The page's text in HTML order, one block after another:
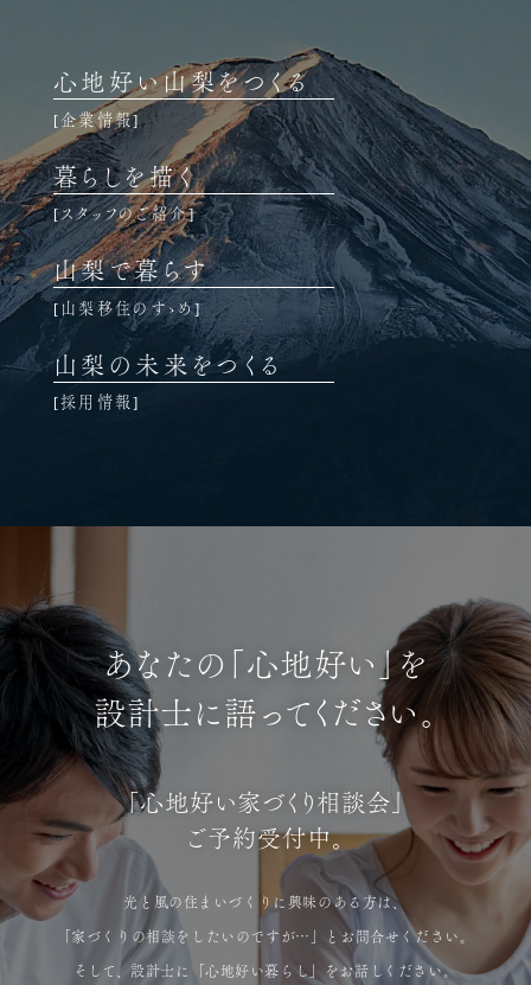
心地好い山梨をつくる
企業情報
暮らしを描く
スタッフのご紹介
山梨で暮らす
山梨移住のすゝめ
山梨の未来をつくる
採用情報
あなたの「心地好い」を
設計士に語ってください。
「心地好い家づくり相談会」
ご予約受付中。
光と風の住まいづくりに興味のある方は、
「家づくりの相談をしたいのですが…」とお問合せください。
そして、設計士に「心地好い暮らし」をお話しください。